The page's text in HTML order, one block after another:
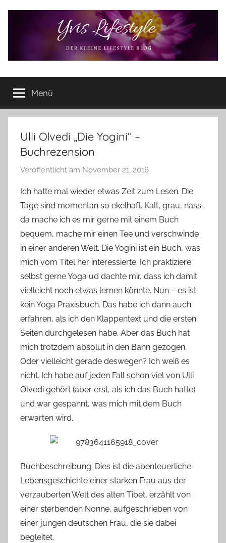
Yvis
Lifestyle
Lifestyle
Blog
–
Lifestyle,
Rezensionen,
Produkttests
und
mehr
Menü
Ulli Olvedi „Die Yogini“ –
Buchrezension
Veröffentlicht am November 21, 2016
n
Y
v
o
n
n
e
Ich hatte mal wieder etwas Zeit zum Lesen. Die
Tage sind momentan so ekelhaft. Kalt, grau, nass…
da mache ich es mir gerne mit einem Buch
bequem, mache mir einen Tee und verschwinde
in einer anderen Welt. Die Yogini ist ein Buch, was
mich vom Titel her interessierte. Ich praktiziere
selbst gerne Yoga ud dachte mir, dass ich damit
vielleicht noch etwas lernen könnte. Nun – es ist
kein Yoga Praxisbuch. Das habe ich dann auch
erfahren, als ich den Klappentext und die ersten
Seiten durchgelesen habe. Aber das Buch hat
mich trotzdem absolut in den Bann gezogen.
Oder vielleicht gerade deswegen? Ich weiß es
nicht. Ich habe auf jeden Fall schon viel von Ulli
Olvedi gehört (aber erst, als ich das Buch hatte)
und war gespannt, was mich mit dem Buch
erwarten wird.
Buchbeschreibung: Dies ist die abenteuerliche
Lebensgeschichte einer starken Frau aus der
verzauberten Welt des alten Tibet, erzählt von
einer sterbenden Nonne, aufgeschrieben von
einer jungen deutschen Frau, die sie dabei
begleitet.